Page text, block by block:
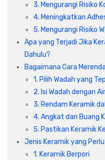
3. Mengurangi Risiko
4. Meningkatkan
5. Mengurangi Risiko
Apa yang Terjadi Jika
Dahulu?
Bagaimana Cara
1. Pilih Wadah yang
2. Isi Wadah dengan
3. Rendam Keramik
4. Angkat dan Buang
5. Pastikan Keramik
Jenis Keramik yang
1. Keramik Berpori